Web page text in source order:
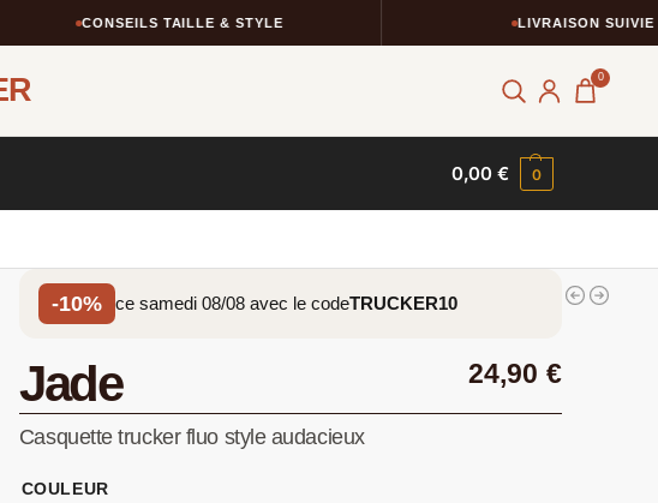
CONSEILS TAILLE & STYLE LIVRAISON SUIVIE
0
0,00€ 0
-10% ce samedi 08/08 avec le codeTRUCKER10
Jade 24,90 €
Casquette trucker fluo style audacieux
COULEUR